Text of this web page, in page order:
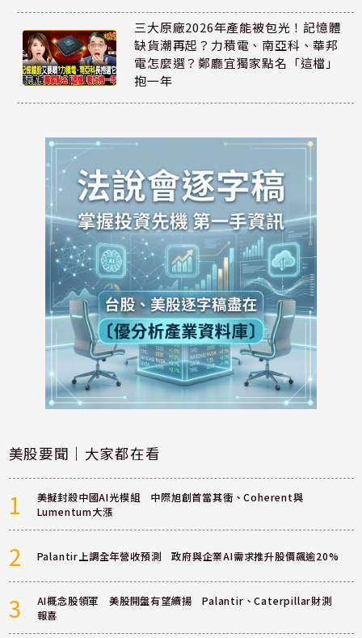
三大原廠2026年產能被包光！記憶體
缺貨潮再起？力積電、南亞科、華邦
電怎麼選？鄭廳宜獨家點名「這檔」
抱一年
美股要聞｜大家都在看
1
美擬封殺中國AI光模組 中際旭創首當其衝、Coherent與
Lumentum大漲
2 Palantir上調全年營收預測 政府與企業AI需求推升股價飆逾20%
3
AI概念股領軍 美股開盤有望續揚 Palantir、Caterpillar財測
報喜